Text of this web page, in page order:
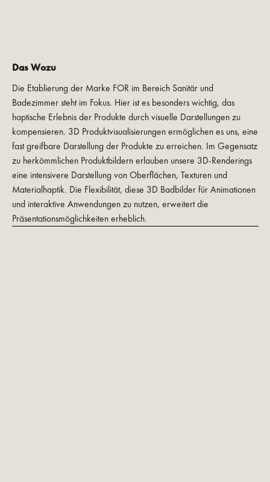
Das Wozu
Die Etablierung der Marke FOR im Bereich Sanitär und
Badezimmer steht im Fokus. Hier ist es besonders wichtig, das
haptische Erlebnis der Produkte durch visuelle Darstellungen zu
kompensieren. 3D Produktvisualisierungen ermöglichen es uns, eine
fast greifbare Darstellung der Produkte zu erreichen. Im Gegensatz
zu herkömmlichen Produktbildern erlauben unsere 3D-Renderings
eine intensivere Darstellung von Oberflächen, Texturen und
Materialhaptik. Die Flexibilität, diese 3D Badbilder für Animationen
und interaktive Anwendungen zu nutzen, erweitert die
Präsentationsmöglichkeiten erheblich.